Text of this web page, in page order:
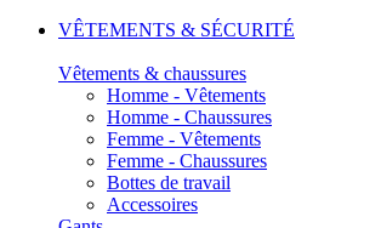
VÊTEMENTS & SÉCURITÉ
Vêtements & chaussures
Homme - Vêtements
Homme - Chaussures
Femme - Vêtements
Femme - Chaussures
Bottes de travail
Accessoires